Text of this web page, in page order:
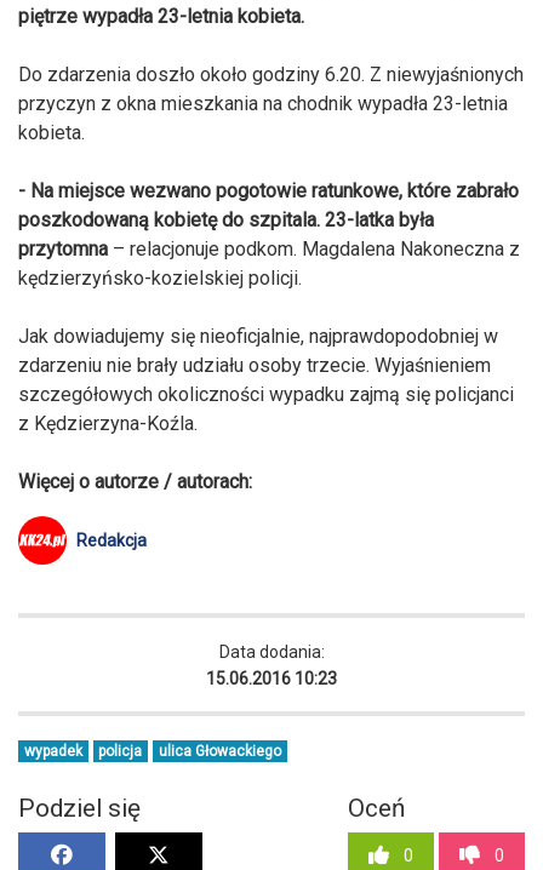
piętrze wypadła 23-letnia kobieta.
Do zdarzenia doszło około godziny 6.20. Z niewyjaśnionych
przyczyn z okna mieszkania na chodnik wypadła 23-letnia
kobieta.
- Na miejsce wezwano pogotowie ratunkowe, które zabrało
poszkodowaną kobietę do szpitala. 23-latka była
przytomna – relacjonuje podkom. Magdalena Nakoneczna z
kędzierzyńsko-kozielskiej policji.
Jak dowiadujemy się nieoficjalnie, najprawdopodobniej w
zdarzeniu nie brały udziału osoby trzecie. Wyjaśnieniem
szczegółowych okoliczności wypadku zajmą się policjanci
z Kędzierzyna-Koźla.
Więcej o autorze / autorach:
Redakcja
Data dodania:
15.06.2016 10:23
wypadek policja ulica Głowackiego
Podziel się Oceń
0 0